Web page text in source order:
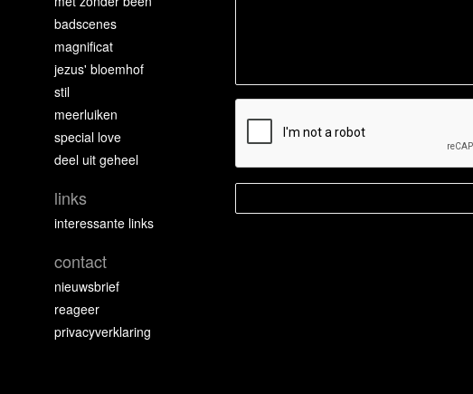
badscenes
magnificat
jezus' bloemhof
stil
meerluiken
special love
deel uit geheel
links
interessante links
contact
nieuwsbrief
reageer
privacyverklaring